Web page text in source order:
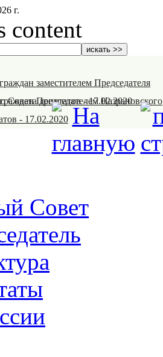
г.
content
заместителем Председателя
Совета депутатов-17.02.2020
Председателем Назрановского
- 17.02.2020
Совет